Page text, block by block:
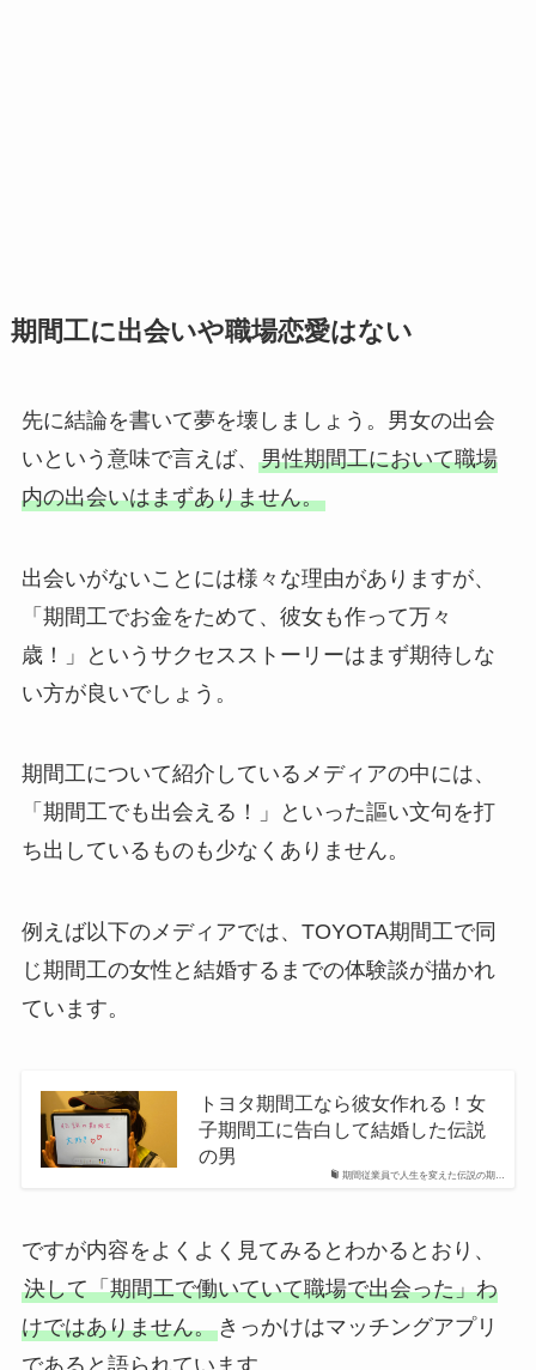
期間工に出会いや職場恋愛はない
先に結論を書いて夢を壊しましょう。男女の出会
いという意味で言えば、 男性期間工において職場
内の出会いはまずありません。
出会いがないことには様々な理由がありますが、
「期間工でお金をためて、彼女も作って万々
歳！」というサクセスストーリーはまず期待しな
い方が良いでしょう。
期間工について紹介しているメディアの中には、
「期間工でも出会える！」といった謳い文句を打
ち出しているものも少なくありません。
例えば以下のメディアでは、TOYOTA期間工で同
じ期間工の女性と結婚するまでの体験談が描かれ
ています。
期間従業員で人生を変えた伝説の期…
トヨタ期間工なら彼女作れる！女
子期間工に告白して結婚した伝説
の男
ですが内容をよくよく見てみるとわかるとおり、
決して「期間工で働いていて職場で出会った」わ
けではありません。きっかけはマッチングアプリ
であると語られています。